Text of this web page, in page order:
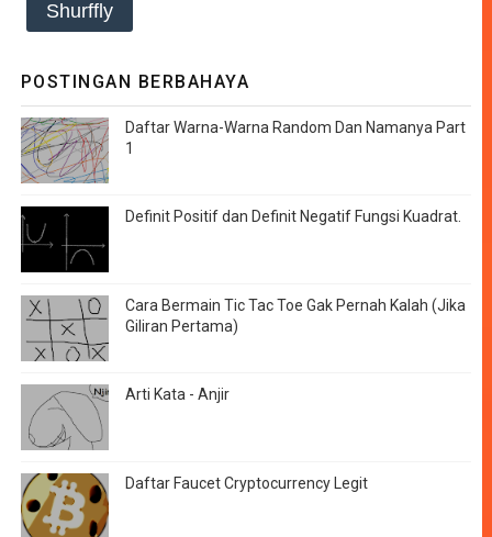
Shurffly
POSTINGAN BERBAHAYA
Daftar Warna-Warna Random Dan Namanya Part
1
Definit Positif dan Definit Negatif Fungsi Kuadrat.
Cara Bermain Tic Tac Toe Gak Pernah Kalah (Jika
Giliran Pertama)
Arti Kata - Anjir
Daftar Faucet Cryptocurrency Legit